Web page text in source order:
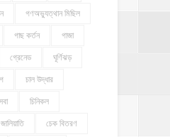
গণঅভ্যুত্থান মিছিল
গাছ কর্তন গাজা
গ্রেনেড ঘূর্ণিঝড়
চাল উদ্ধার
চিনিকল
চেক বিতরণ